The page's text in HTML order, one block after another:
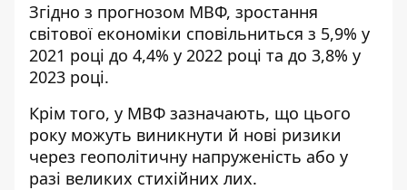
Згідно з прогнозом МВФ, зростання
світової економіки сповільниться з 5,9% у
2021 році до 4,4% у 2022 році та до 3,8% у
2023 році.
Крім того, у МВФ зазначають, що цього
року можуть виникнути й нові ризики
через геополітичну напруженість або у
разі великих стихійних лих.